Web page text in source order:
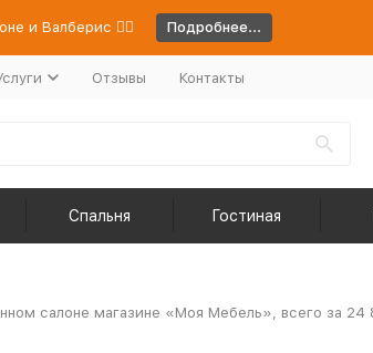
и Валберис 👉🏻 Подробнее...
Отзывы Контакты
Спальня Гостиная
салоне магазине «Моя Мебель», всего за 24